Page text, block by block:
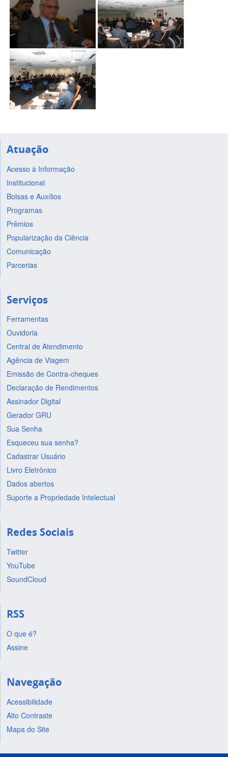
Atuação
Acesso à Informação
Institucional
Bolsas e Auxílios
Programas
Prêmios
Popularização da Ciência
Comunicação
Parcerias
Serviços
Ferramentas
Ouvidoria
Central de Atendimento
Agência de Viagem
Emissão de Contra-cheques
Declaração de Rendimentos
Assinador Digital
Gerador GRU
Sua Senha
Esqueceu sua senha?
Cadastrar Usuário
Livro Eletrônico
Dados abertos
Suporte a Propriedade Intelectual
Redes Sociais
Twitter
YouTube
SoundCloud
RSS
O que é?
Assine
Navegação
Acessibilidade
Alto Contraste
Mapa do Site